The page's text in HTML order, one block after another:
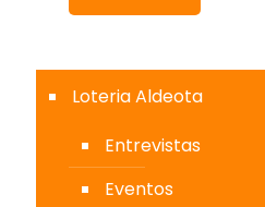
Loteria Aldeota
Entrevistas
Eventos